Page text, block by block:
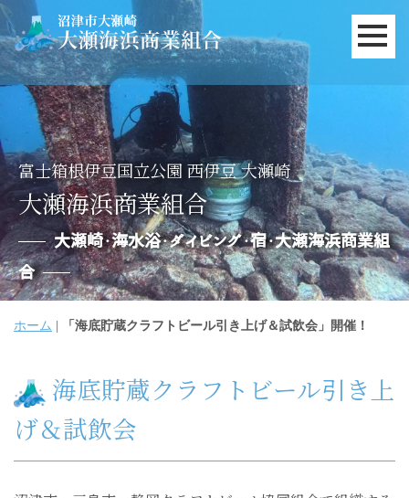
富士箱根伊豆国立公園 西伊豆 大瀬崎
大瀬海浜商業組合
大瀬崎・海水浴・ダイビング・宿・大瀬海浜商業組
合
ホーム 「海底貯蔵クラフトビール引き上げ＆試飲会」開催！
海底貯蔵クラフトビール引き上
げ＆試飲会